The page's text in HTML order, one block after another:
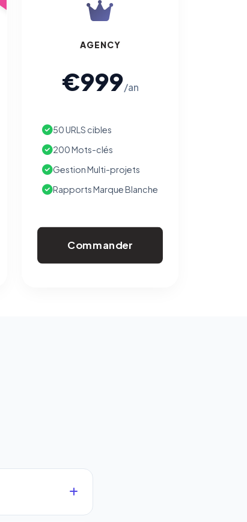
AGENCY
€999/an
50 URLS cibles
200 Mots-clés
Gestion Multi-projets
Rapports Marque Blanche
Commander